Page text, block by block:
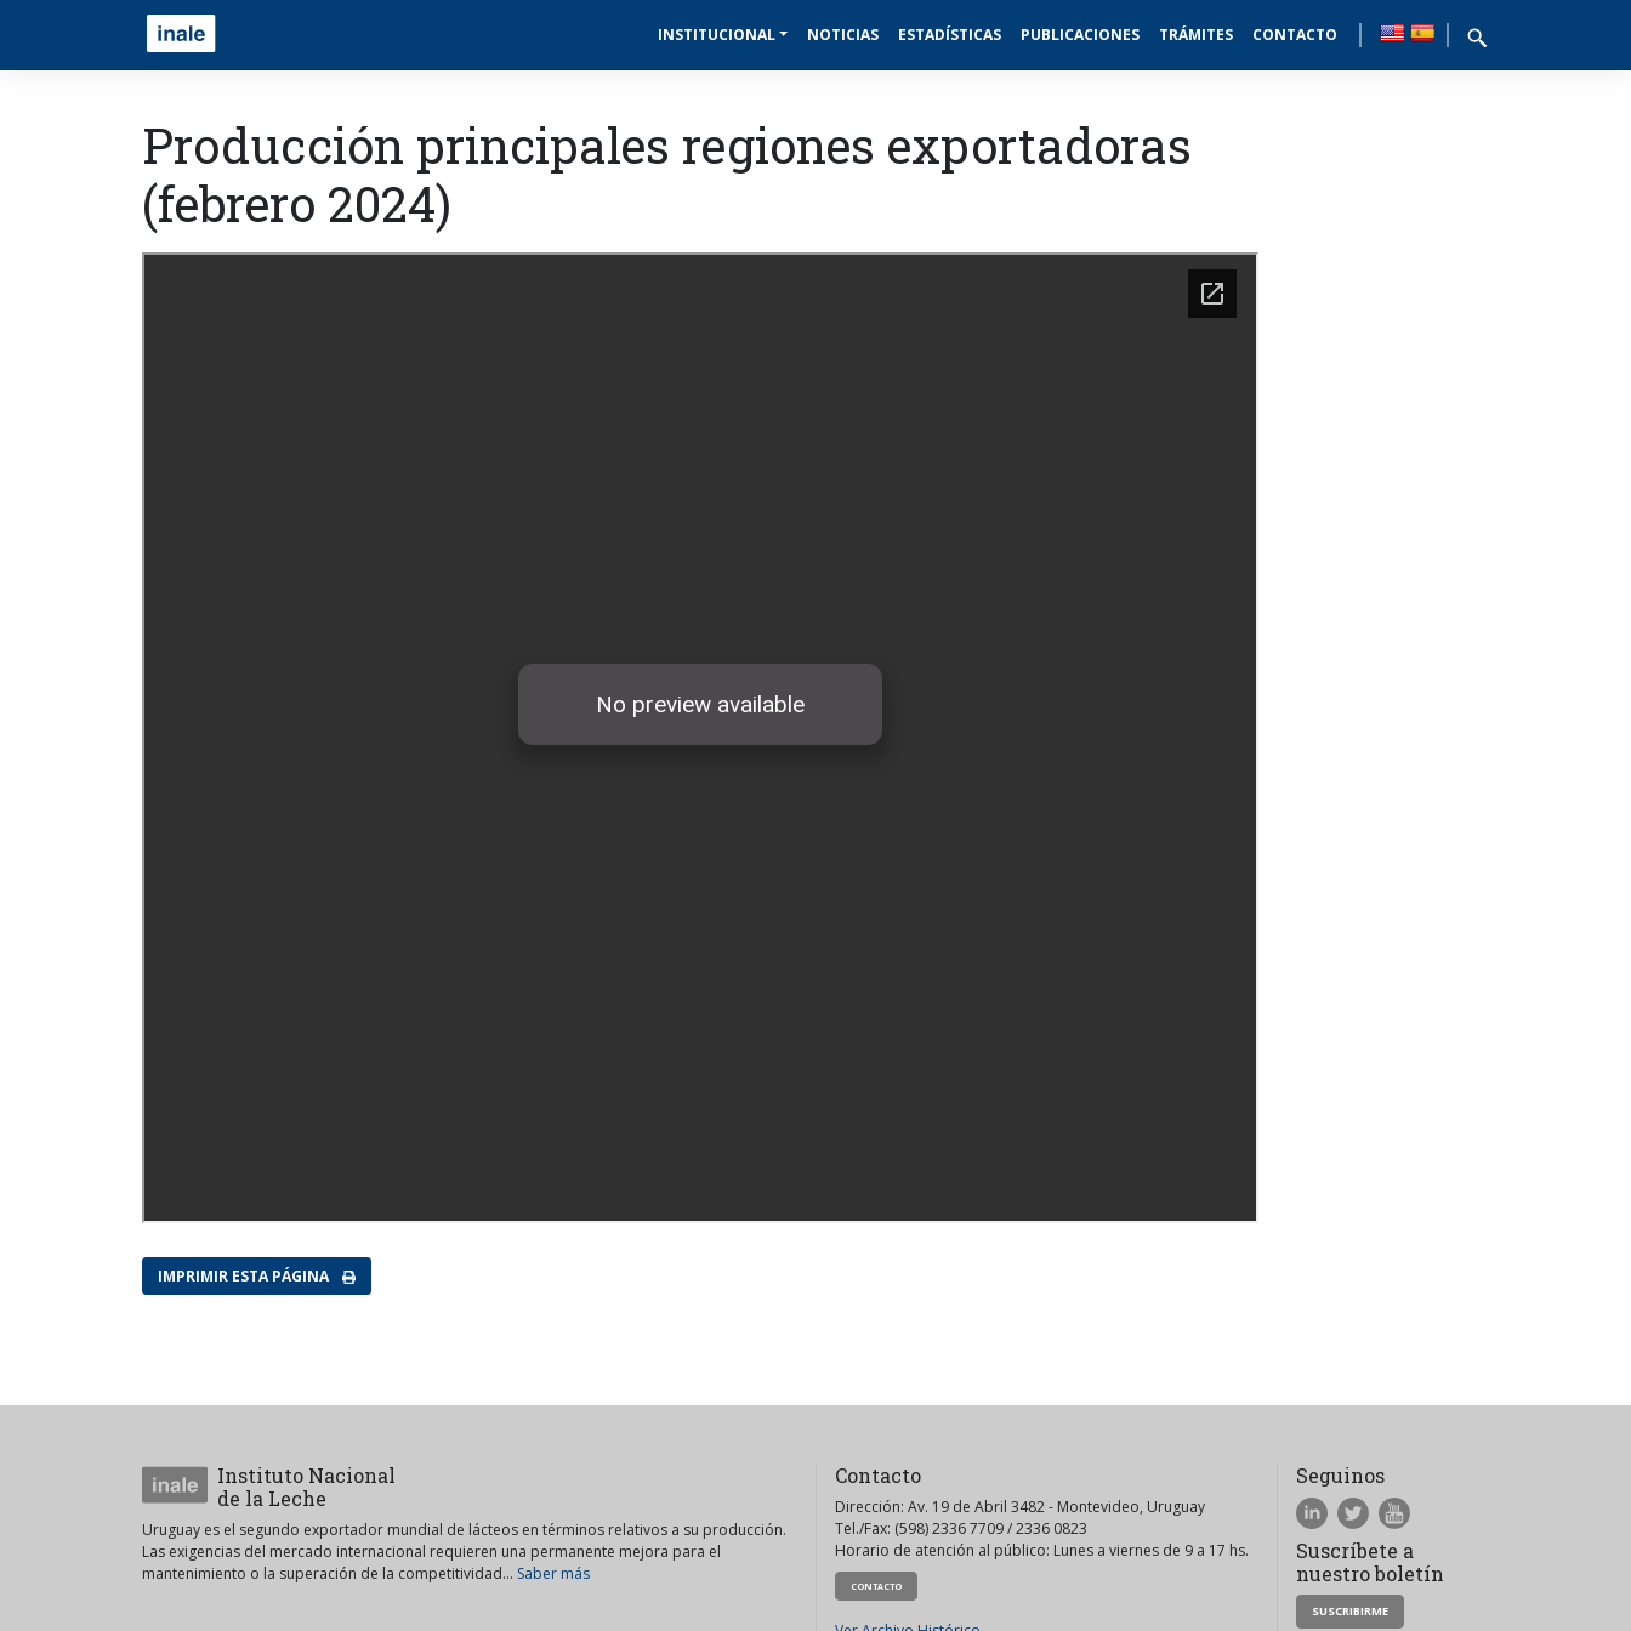
INSTITUCIONAL NOTICIAS ESTADÍSTICAS PUBLICACIONES TRÁMITES CONTACTO
Producción principales regiones exportadoras
(febrero 2024)
IMPRIMIR ESTA PÁGINA
Instituto Nacional
de la Leche
Uruguay es el segundo exportador mundial de lácteos en términos relativos a su producción.
Las exigencias del mercado internacional requieren una permanente mejora para el
mantenimiento o la superación de la competitividad... Saber más
Contacto
Dirección: Av. 19 de Abril 3482 - Montevideo, Uruguay
Tel./Fax: (598) 2336 7709 / 2336 0823
Horario de atención al público: Lunes a viernes de 9 a 17 hs.
CONTACTO
Seguinos
Suscríbete a
nuestro boletín
SUSCRIBIRME